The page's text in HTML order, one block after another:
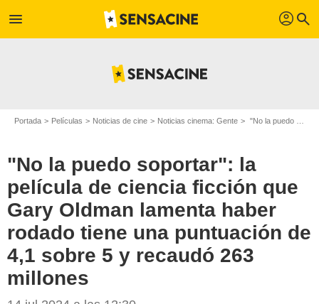
menu profil search
Portada Películas Noticias de cine Noticias cinema: Gente "No la puedo soportar": la película de ciencia ficción que Gary Oldman lamenta haber rodado tiene una puntuación de 4,1 sobre 5 y recaudó 263 millones
"No la puedo soportar": la
película de ciencia ficción que
Gary Oldman lamenta haber
rodado tiene una puntuación de
4,1 sobre 5 y recaudó 263
millones